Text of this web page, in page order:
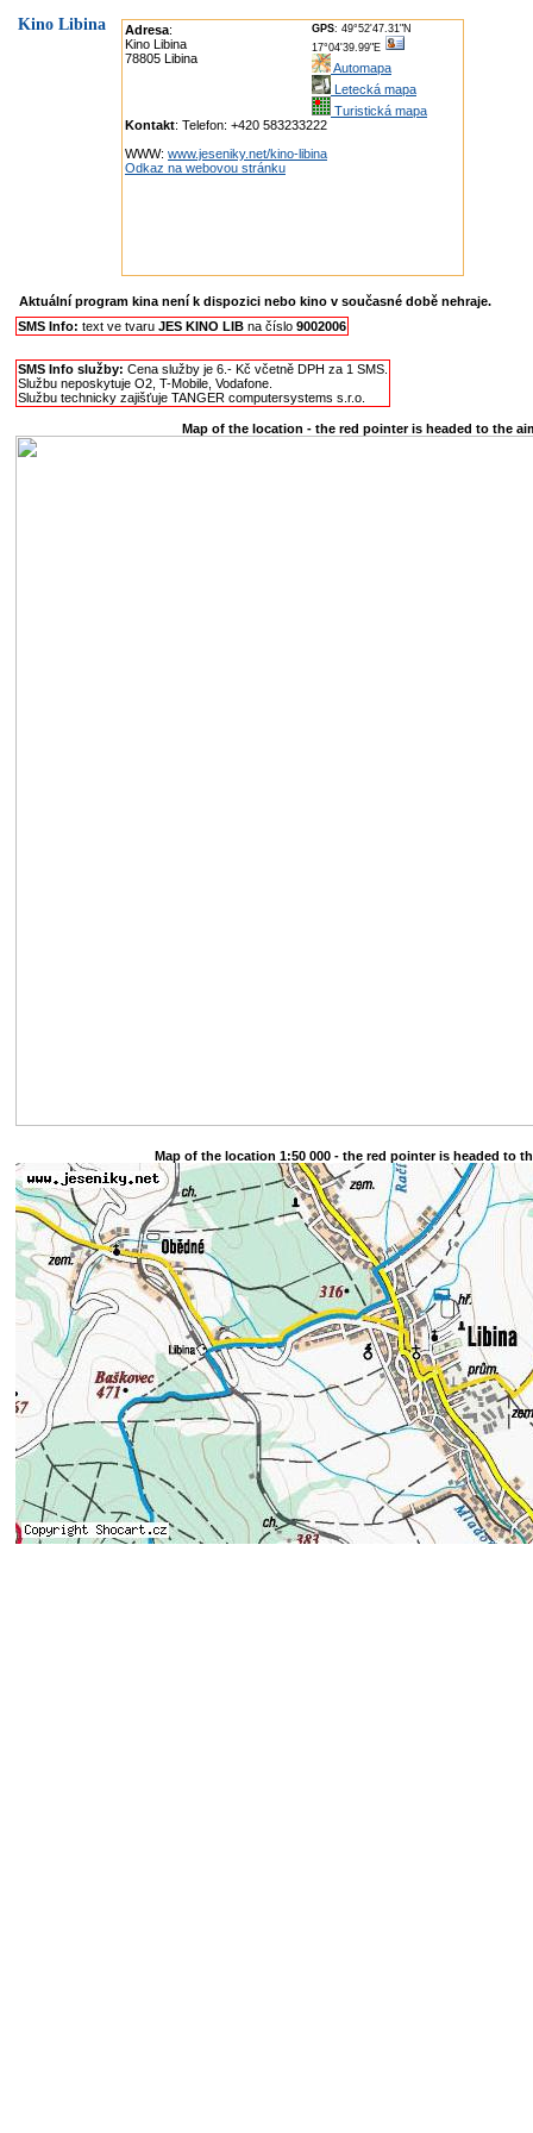
Kino Libina Adresa:
Kino Libina
78805 Libina
GPS: 49°52'47.31"N
17°04'39.99"E
Automapa
Letecká mapa
Turistická mapa
Kontakt: Telefon: +420 583233222
WWW: www.jeseniky.net/kino-libina
Odkaz na webovou stránku
Aktuální program kina není k dispozici nebo kino v současné době nehraje.
SMS Info: text ve tvaru JES KINO LIB na číslo 9002006
SMS Info služby: Cena služby je 6.- Kč včetně DPH za 1 SMS.
Službu neposkytuje O2, T-Mobile, Vodafone.
Službu technicky zajišťuje TANGER computersystems s.r.o.
Map of the location - the red pointer is headed to the
Map of the location 1:50 000 - the red pointer is headed to